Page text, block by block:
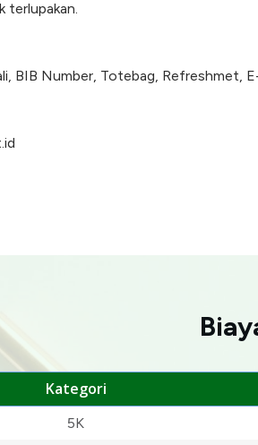
terlupakan.
BIB Number, Totebag, Refreshmet,
Kategori
5K